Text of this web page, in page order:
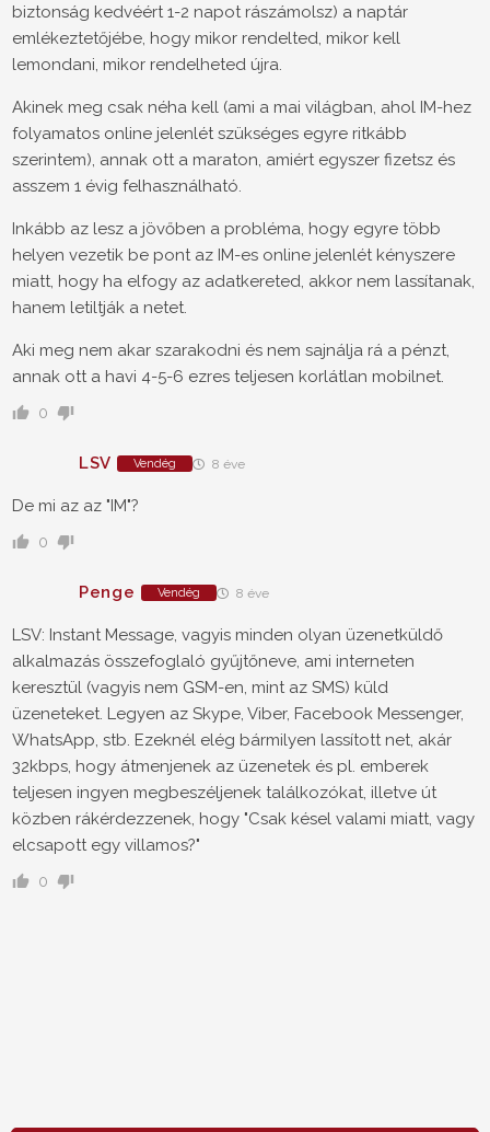
biztonság kedvéért 1-2 napot rászámolsz) a naptár
emlékeztetőjébe, hogy mikor rendelted, mikor kell
lemondani, mikor rendelheted újra.
Akinek meg csak néha kell (ami a mai világban, ahol IM-hez
folyamatos online jelenlét szükséges egyre ritkább
szerintem), annak ott a maraton, amiért egyszer fizetsz és
asszem 1 évig felhasználható.
Inkább az lesz a jövőben a probléma, hogy egyre több
helyen vezetik be pont az IM-es online jelenlét kényszere
miatt, hogy ha elfogy az adatkereted, akkor nem lassítanak,
hanem letiltják a netet.
Aki meg nem akar szarakodni és nem sajnálja rá a pénzt,
annak ott a havi 4-5-6 ezres teljesen korlátlan mobilnet.
0
LSV Vendég 8 éve
De mi az az "IM"?
0
Penge Vendég 8 éve
LSV: Instant Message, vagyis minden olyan üzenetküldő
alkalmazás összefoglaló gyűjtőneve, ami interneten
keresztül (vagyis nem GSM-en, mint az SMS) küld
üzeneteket. Legyen az Skype, Viber, Facebook Messenger,
WhatsApp, stb. Ezeknél elég bármilyen lassított net, akár
32kbps, hogy átmenjenek az üzenetek és pl. emberek
teljesen ingyen megbeszéljenek találkozókat, illetve út
közben rákérdezzenek, hogy "Csak késel valami miatt, vagy
elcsapott egy villamos?"
0